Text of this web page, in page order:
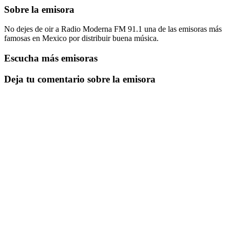
Sobre la emisora
No dejes de oir a Radio Moderna FM 91.1 una de las emisoras más
famosas en Mexico por distribuir buena música.
Escucha más emisoras
Deja tu comentario sobre la emisora